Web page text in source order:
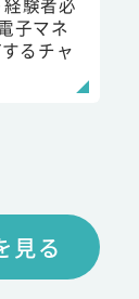
子マネ
るチャ
見る